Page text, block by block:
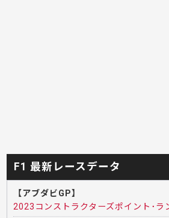
F1 最新レースデータ
【アブダビGP】
2023コンストラクターズポイント･ラ